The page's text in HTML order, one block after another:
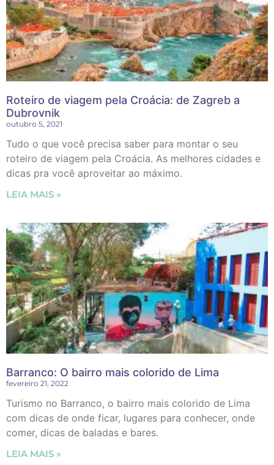
Roteiro de viagem pela Croácia: de Zagreb a
Dubrovnik
outubro 5, 2021
Tudo o que você precisa saber para montar o seu
roteiro de viagem pela Croácia. As melhores cidades e
dicas pra você aproveitar ao máximo.
LEIA MAIS »
Barranco: O bairro mais colorido de Lima
fevereiro 21, 2022
Turismo no Barranco, o bairro mais colorido de Lima
com dicas de onde ficar, lugares para conhecer, onde
comer, dicas de baladas e bares.
LEIA MAIS »